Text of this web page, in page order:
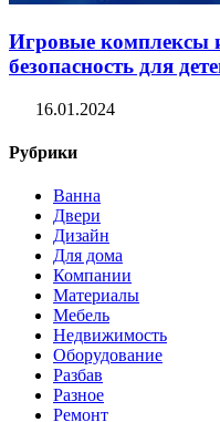
Игровые комплексы
безопасность для
16.01.2024
Рубрики
Ванна
Двери
Дизайн
Для дома
Компании
Материалы
Мебель
Недвижимость
Оборудование
Разбав
Разное
Ремонт